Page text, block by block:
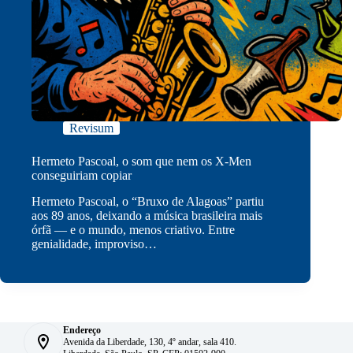
Revisum
Hermeto Pascoal, o som que nem os X-Men
conseguiriam copiar
Hermeto Pascoal, o “Bruxo de Alagoas” partiu
aos 89 anos, deixando a música brasileira mais
órfã — e o mundo, menos criativo. Entre
genialidade, improviso…
Endereço
Avenida da Liberdade, 130, 4º andar, sala 410.